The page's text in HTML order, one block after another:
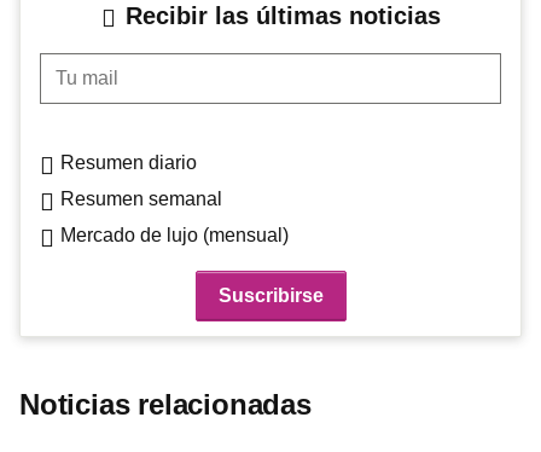
Recibir las últimas noticias
Tu mail
Resumen diario
Resumen semanal
Mercado de lujo (mensual)
Noticias relacionadas